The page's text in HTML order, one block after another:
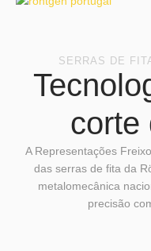
SERRAS DE
corte
A Representações
das serras de fita da
metalomecânica
precisão